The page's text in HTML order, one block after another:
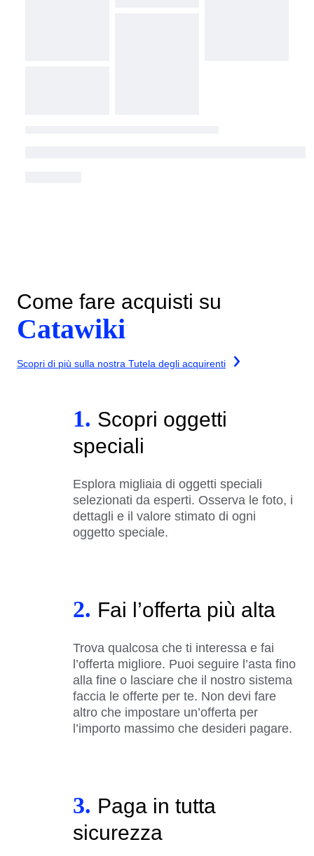
Come fare acquisti su
Catawiki
Scopri di più sulla nostra Tutela degli acquirenti
1. Scopri oggetti
speciali
Esplora migliaia di oggetti speciali
selezionati da esperti. Osserva le foto, i
dettagli e il valore stimato di ogni
oggetto speciale.
2. Fai l’offerta più alta
Trova qualcosa che ti interessa e fai
l’offerta migliore. Puoi seguire l’asta fino
alla fine o lasciare che il nostro sistema
faccia le offerte per te. Non devi fare
altro che impostare un’offerta per
l’importo massimo che desideri pagare.
3. Paga in tutta
sicurezza